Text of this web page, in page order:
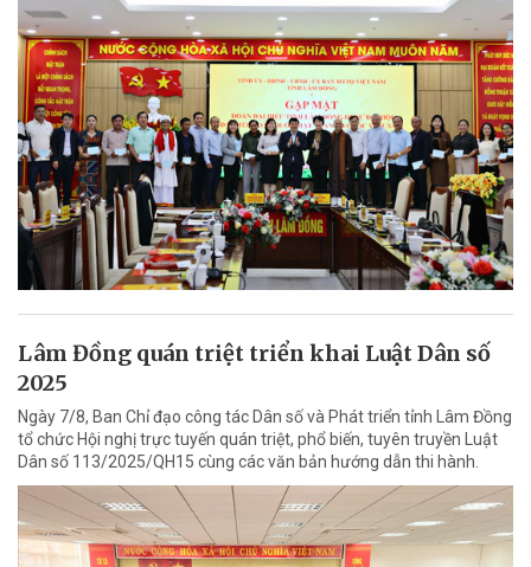
Lâm Đồng quán triệt triển khai Luật Dân số
2025
Ngày 7/8, Ban Chỉ đạo công tác Dân số và Phát triển tỉnh Lâm Đồng
tổ chức Hội nghị trực tuyến quán triệt, phổ biến, tuyên truyền Luật
Dân số 113/2025/QH15 cùng các văn bản hướng dẫn thi hành.